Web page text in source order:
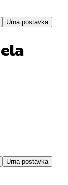
Urna postavka
Urna postavka